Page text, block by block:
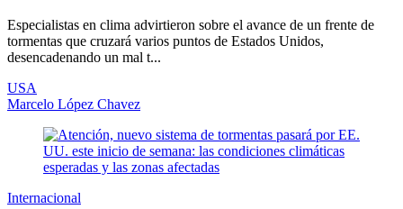
Especialistas en clima advirtieron sobre el avance de un frente de
tormentas que cruzará varios puntos de Estados Unidos,
desencadenando un mal t...
USA
Marcelo López Chavez
Internacional